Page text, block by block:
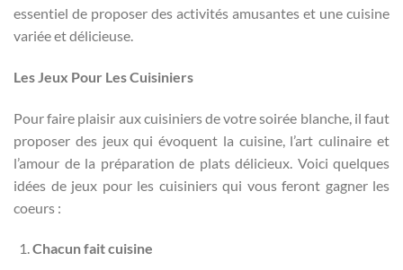
essentiel de proposer des activités amusantes et une cuisine
variée et délicieuse.
Les Jeux Pour Les Cuisiniers
Pour faire plaisir aux cuisiniers de votre soirée blanche, il faut
proposer des jeux qui évoquent la cuisine, l’art culinaire et
l’amour de la préparation de plats délicieux. Voici quelques
idées de jeux pour les cuisiniers qui vous feront gagner les
coeurs :
Chacun fait cuisine